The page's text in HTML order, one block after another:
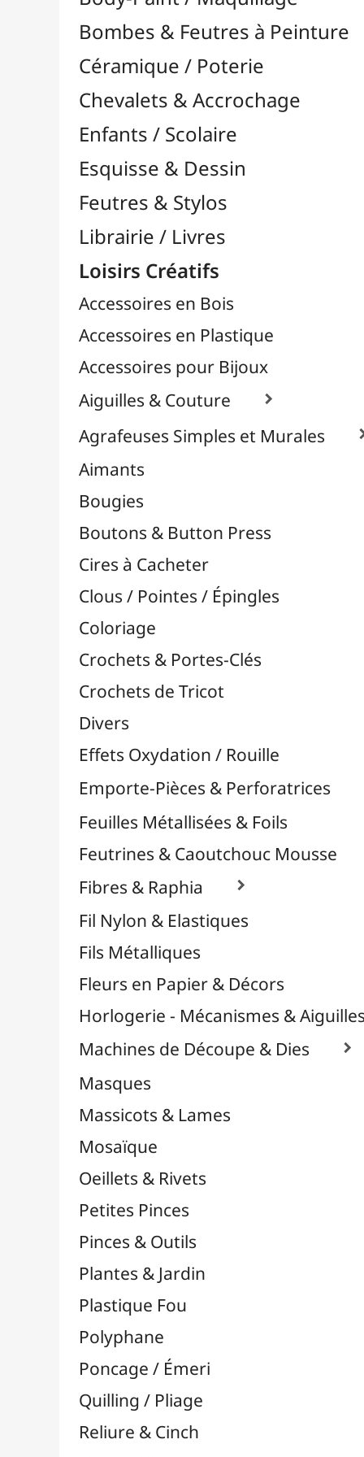
Feutres & Stylos
Librairie / Livres
Loisirs Créatifs
Accessoires en Bois
Accessoires en Plastique
Accessoires pour Bijoux
Aiguilles & Couture

Agrafeuses Simples et Murales 
Aimants
Bougies
Boutons & Button Press
Clous / Pointes / Épingles
Coloriage
Crochets de Tricot
Divers
Effets Oxydation / Rouille
Emporte-Pièces & Perforatrices
Feuilles Métallisées & Foils
Feutrines & Caoutchouc Mousse
Fibres & Raphia
Fil Nylon & Elastiques
Fils Métalliques
Fleurs en Papier & Décors
Horlogerie - Mécanismes & Aiguilles
Masques
Massicots & Lames
Oeillets & Rivets
Petites Pinces
Plantes & Jardin
Plastique Fou
Poncage / Émeri
Quilling / Pliage
Reliure & Cinch
Sable, Strass & Paillettes 
Confettis
Paillettes
Perles
Stickers / Gommettes
Strass / Pierres Décoratives
Serviettes
Sublimation
Supports en Cercles
Tampons et Encreurs 
Washi Tape / Masking Tape
Modelage / Sculpture
Peintures / Couleurs
Pinceaux & Outils
Résines / Moulage
Supports Dessin & Peinture
Transport / Rangement
Papeterie & Bureau
MARQUES